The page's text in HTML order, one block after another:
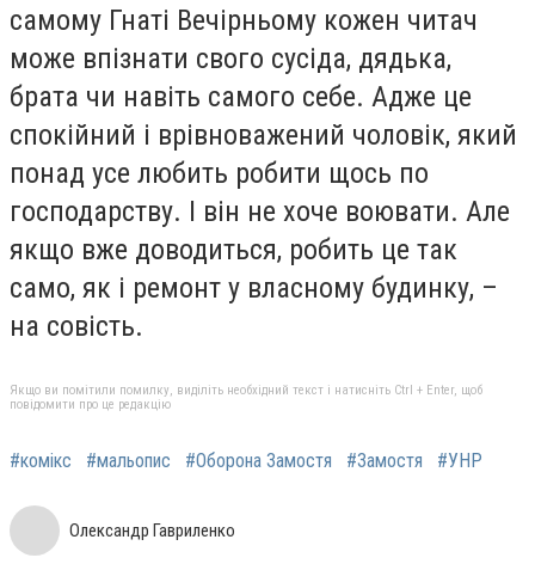
самому Гнаті Вечірньому кожен читач
може впізнати свого сусіда, дядька,
брата чи навіть самого себе. Адже це
спокійний і врівноважений чоловік, який
понад усе любить робити щось по
господарству. І він не хоче воювати. Але
якщо вже доводиться, робить це так
само, як і ремонт у власному будинку, –
на совість.
Якщо ви помітили помилку, виділіть необхідний текст і натисніть Ctrl + Enter, щоб
повідомити про це редакцію
#комікс #мальопис #Оборона Замостя #Замостя #УНР
Олександр Гавриленко